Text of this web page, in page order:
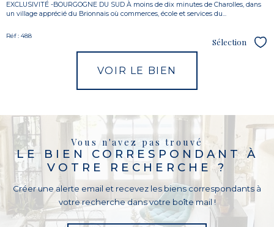
EXCLUSIVITÉ -BOURGOGNE DU SUD À moins de dix minutes de Charolles, dans
un village apprécié du Brionnais où commerces, école et services du...
Réf : 488
Sélection
VOIR LE BIEN
Vous n'avez pas trouvé
LE BIEN CORRESPONDANT À
VOTRE RECHERCHE ?
Créer une alerte email et recevez les biens correspondants à
votre recherche dans votre boîte mail !